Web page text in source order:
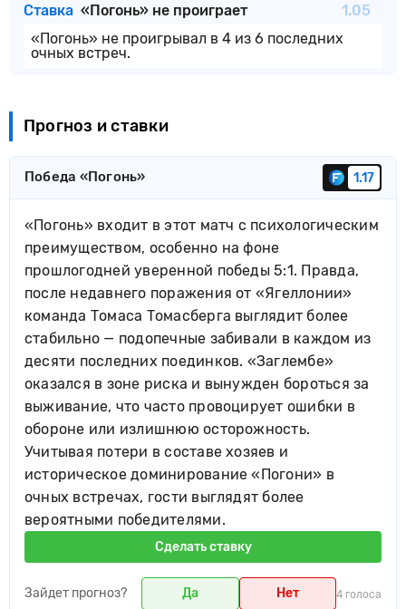
Ставка «Погонь» не проиграет
1.05
«Погонь» не проигрывал в 4 из 6 последних
очных встреч.
Прогноз и ставки
Победа «Погонь» 1.17
«Погонь» входит в этот матч с психологическим
преимуществом, особенно на фоне
прошлогодней уверенной победы 5:1. Правда,
после недавнего поражения от «Ягеллонии»
команда Томаса Томасберга выглядит более
стабильно — подопечные забивали в каждом из
десяти последних поединков. «Заглембе»
оказался в зоне риска и вынужден бороться за
выживание, что часто провоцирует ошибки в
обороне или излишнюю осторожность.
Учитывая потери в составе хозяев и
историческое доминирование «Погони» в
очных встречах, гости выглядят более
вероятными победителями.
Сделать ставку
Зайдет прогноз? Да Нет 4 голоса